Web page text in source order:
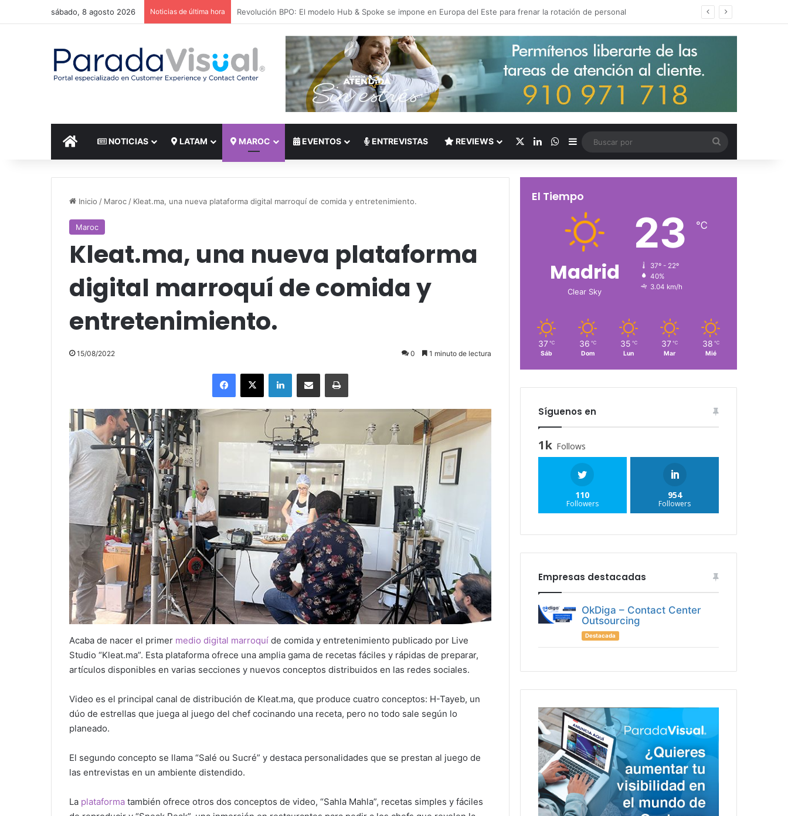
sábado, 8 agosto 2026 Noticias de última hora El reto del Nearshoring: Crisis de talento bilingüe en Centroamérica dispara los salarios de entrada un 15%
INICIO NOTICIAS LATAM MAROC EVENTOS ENTREVISTAS REVIEWS LinkedInWhatsApp
Barra lateral
por
Inicio / Maroc/ Kleat.ma, una nueva plataforma digital marroquí de comida y entretenimiento.
Maroc
Kleat.ma, una nueva plataforma
digital marroquí de comida y
entretenimiento.
15/08/2022 0 1 minuto de lectura
Facebook
X LinkedInCompartir por correo electrónicoImprimir
Acaba de nacer el primer medio digital marroquí de comida y entretenimiento publicado por Live
Studio “Kleat.ma”. Esta plataforma ofrece una amplia gama de recetas fáciles y rápidas de preparar,
artículos disponibles en varias secciones y nuevos conceptos distribuidos en las redes sociales.
Video es el principal canal de distribución de Kleat.ma, que produce cuatro conceptos: H-Tayeb, un
dúo de estrellas que juega al juego del chef cocinando una receta, pero no todo sale según lo
planeado.
El segundo concepto se llama “Salé ou Sucré” y destaca personalidades que se prestan al juego de
las entrevistas en un ambiente distendido.
La plataforma también ofrece otros dos conceptos de video, “Sahla Mahla”, recetas simples y fáciles
El Tiempo
Madrid
Clear Sky
23 ℃
37º - 22º
40%
3.04 km/h
37 ℃
Sáb
36 ℃
Dom
35 ℃
Lun
37 ℃
Mar
38 ℃
Mié
Síguenos en
1k Follows
110
Followers
954
Followers
Empresas destacadas
OkDiga – Contact Center
Outsourcing
Destacada